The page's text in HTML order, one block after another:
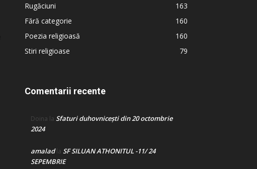
Rugăciuni
163
Fără categorie
160
Poezia religioasă
160
Stiri religioase
79
Comentarii recente
Doina la Sfaturi duhovnicești din 20 octombrie
2024
amaladla SF SILUAN ATHONITUL -11/ 24
SEPEMBRIE